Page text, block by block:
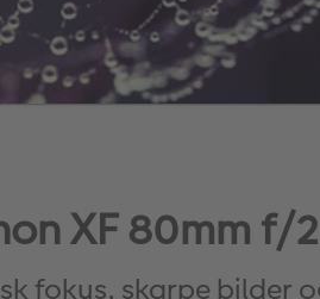
XF 80mm f/
fokus, skarpe bilder